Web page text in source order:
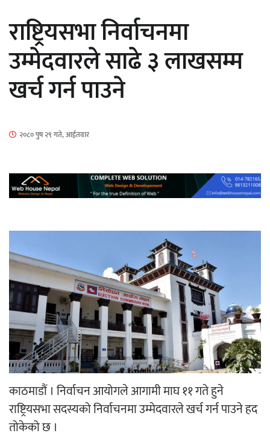
माताकाे नाममा गलत गतिविधि गर्ने थापा प्रहरी
नेपालगञ्जमा पर्खाल भत्किँदा दुई मजदुरको मृत्यु
‘ईयुमा डट कम’ले बुधबारदेखि आफ्नो
औपचारिक सेवा सञ्चालनमा
हलमा छैन ‘गौँथली’को टिकट
राष्ट्रियसभा निर्वाचनमा
उम्मेदवारले साढे ३ लाखसम्म
खर्च गर्न पाउने
२०८० पुष २९ गते, आईतवार
काठमाडौं । निर्वाचन आयोगले आगामी माघ ११ गते हुने
राष्ट्रियसभा सदस्यको निर्वाचनमा उम्मेदवारले खर्च गर्न पाउने हद
तोकेको छ ।